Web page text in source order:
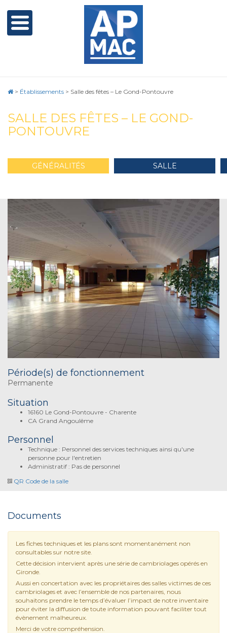
> Établissements > Salle des fêtes – Le Gond-Pontouvre
SALLE DES FÊTES – LE GOND-
PONTOUVRE
GÉNÉRALITÉS SALLE
Période(s) de fonctionnement
Permanente
Situation
16160 Le Gond-Pontouvre - Charente
CA Grand Angoulême
Personnel
Technique : Personnel des services techniques ainsi qu'une
personne pour l'entretien
Administratif : Pas de personnel
QR Code de la salle
Documents
Les fiches techniques et les plans sont momentanément non
consultables sur notre site.
Cette décision intervient après une série de cambriolages opérés en
Gironde.
Aussi en concertation avec les propriétaires des salles victimes de ces
cambriolages et avec l’ensemble de nos partenaires, nous
souhaitons prendre le temps d’évaluer l’impact de notre inventaire
pour éviter la diffusion de toute information pouvant faciliter tout
évènement malheureux.
Merci de votre compréhension.